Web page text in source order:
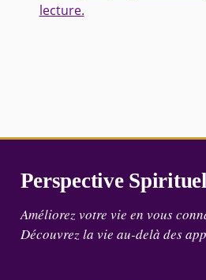
lecture.
Perspective
Améliorez votre vie en vous
Découvrez la vie au-delà des